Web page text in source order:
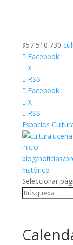
957 510 730
Facebook
X
RSS
Facebook
X
RSS
Espacios
inicio
blog/noticias/
histórico
Seleccionar